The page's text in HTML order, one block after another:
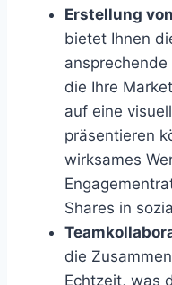
Erstellung
bietet Ihnen
die Ihre
auf eine
präsentieren
wirksames
Shares in
die
Echtzeit, was